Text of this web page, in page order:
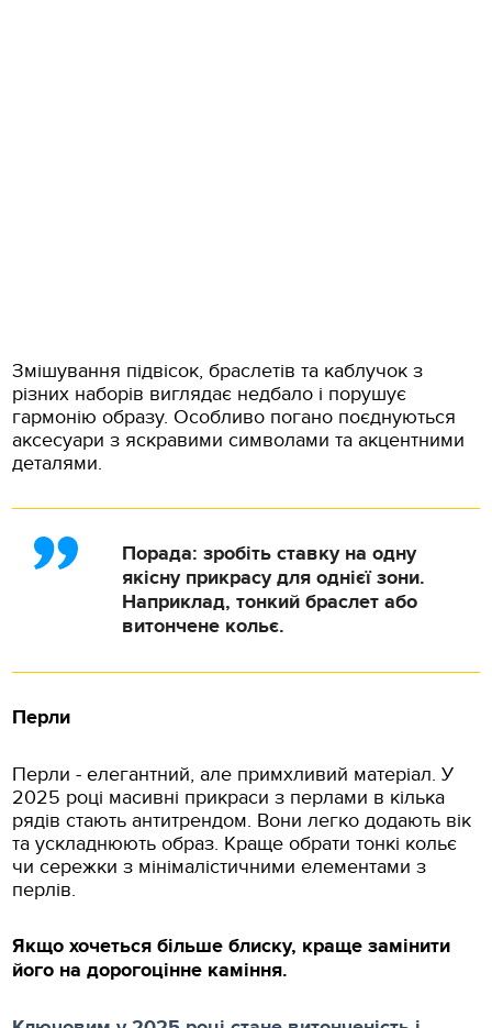
Змішування підвісок, браслетів та каблучок з
різних наборів виглядає недбало і порушує
гармонію образу. Особливо погано поєднуються
аксесуари з яскравими символами та акцентними
деталями.
Порада: зробіть ставку на одну
якісну прикрасу для однієї зони.
Наприклад, тонкий браслет або
витончене кольє.
Перли
Перли - елегантний, але примхливий матеріал. У
2025 році масивні прикраси з перлами в кілька
рядів стають антитрендом. Вони легко додають вік
та ускладнюють образ. Краще обрати тонкі кольє
чи сережки з мінімалістичними елементами з
перлів.
Якщо хочеться більше блиску, краще замінити
його на дорогоцінне каміння.